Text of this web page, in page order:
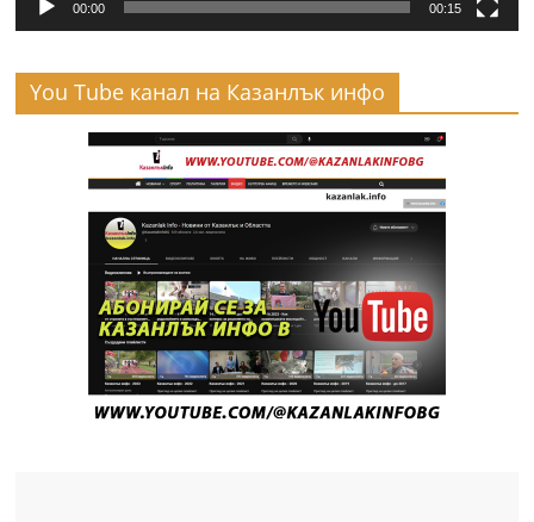
00:00 00:15
You Tube канал на Казанлък инфо